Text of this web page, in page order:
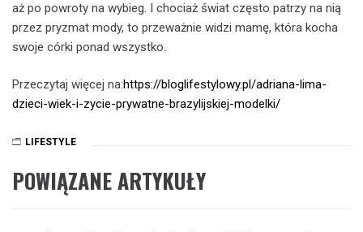
aż po powroty na wybieg. I chociaż świat często patrzy na nią
przez pryzmat mody, to przeważnie widzi mamę, która kocha
swoje córki ponad wszystko.
Przeczytaj więcej na:https://bloglifestylowy.pl/adriana-lima-
dzieci-wiek-i-zycie-prywatne-brazylijskiej-modelki/
LIFESTYLE
POWIĄZANE ARTYKUŁY